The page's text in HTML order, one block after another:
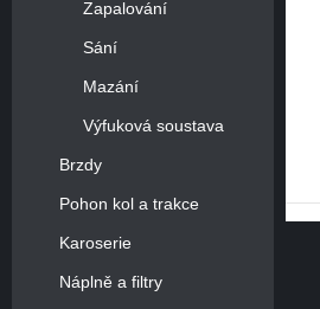
Zapalování
Sání
Mazání
Výfuková soustava
Brzdy
Pohon kol a trakce
Karoserie
Náplně a filtry